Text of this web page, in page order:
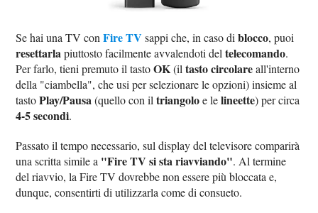
Se hai una TV conFire TVsappi che, in caso diblocco, puoi
resettarlapiuttosto facilmente avvalendoti deltelecomando.
Per farlo, tieni premuto il tastoOK(iltasto circolareall'interno
della "ciambella", che usi per selezionare le opzioni) insieme al
tastoPlay/Pausa(quello con iltriangoloe lelineette) per circa
4-5 secondi.
Passato il tempo necessario, sul display del televisore comparirà
una scritta simile a "Fire TV si sta riavviando". Al termine
del riavvio, la Fire TV dovrebbe non essere più bloccata e,
dunque, consentirti di utilizzarla come di consueto.